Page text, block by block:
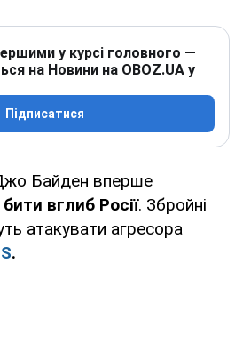
у курсі головного —
на Новини на OBOZ.UA у
Підписатися
Байден вперше
вглиб Росії. Збройні
атакувати агресора
.